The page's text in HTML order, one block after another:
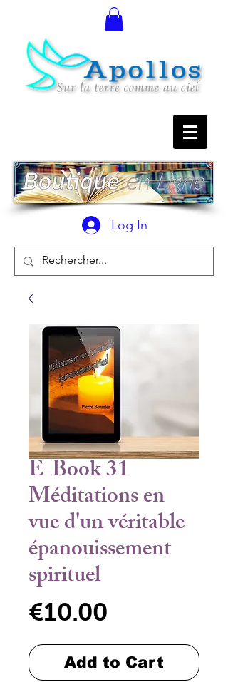
Log In
E-Book 31
Méditations en
vue d'un véritable
épanouissement
spirituel
€10.00
Add to Cart